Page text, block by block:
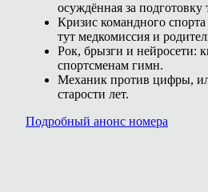
осуждённая за подготовку
Кризис командного
тут медкомиссия и
Рок, брызги и нейросети:
спортсменам гимн.
Механик против цифры,
старости лет.
Подробный анонс номера